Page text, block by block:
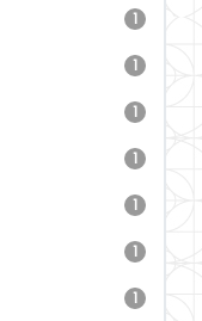
1
1
1
1
1
1
1